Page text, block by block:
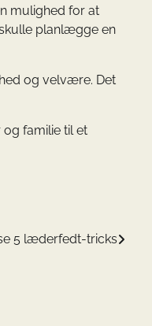
mulighed for at
planlægge en
og velvære. Det
familie til et
5 læderfedt-tricks